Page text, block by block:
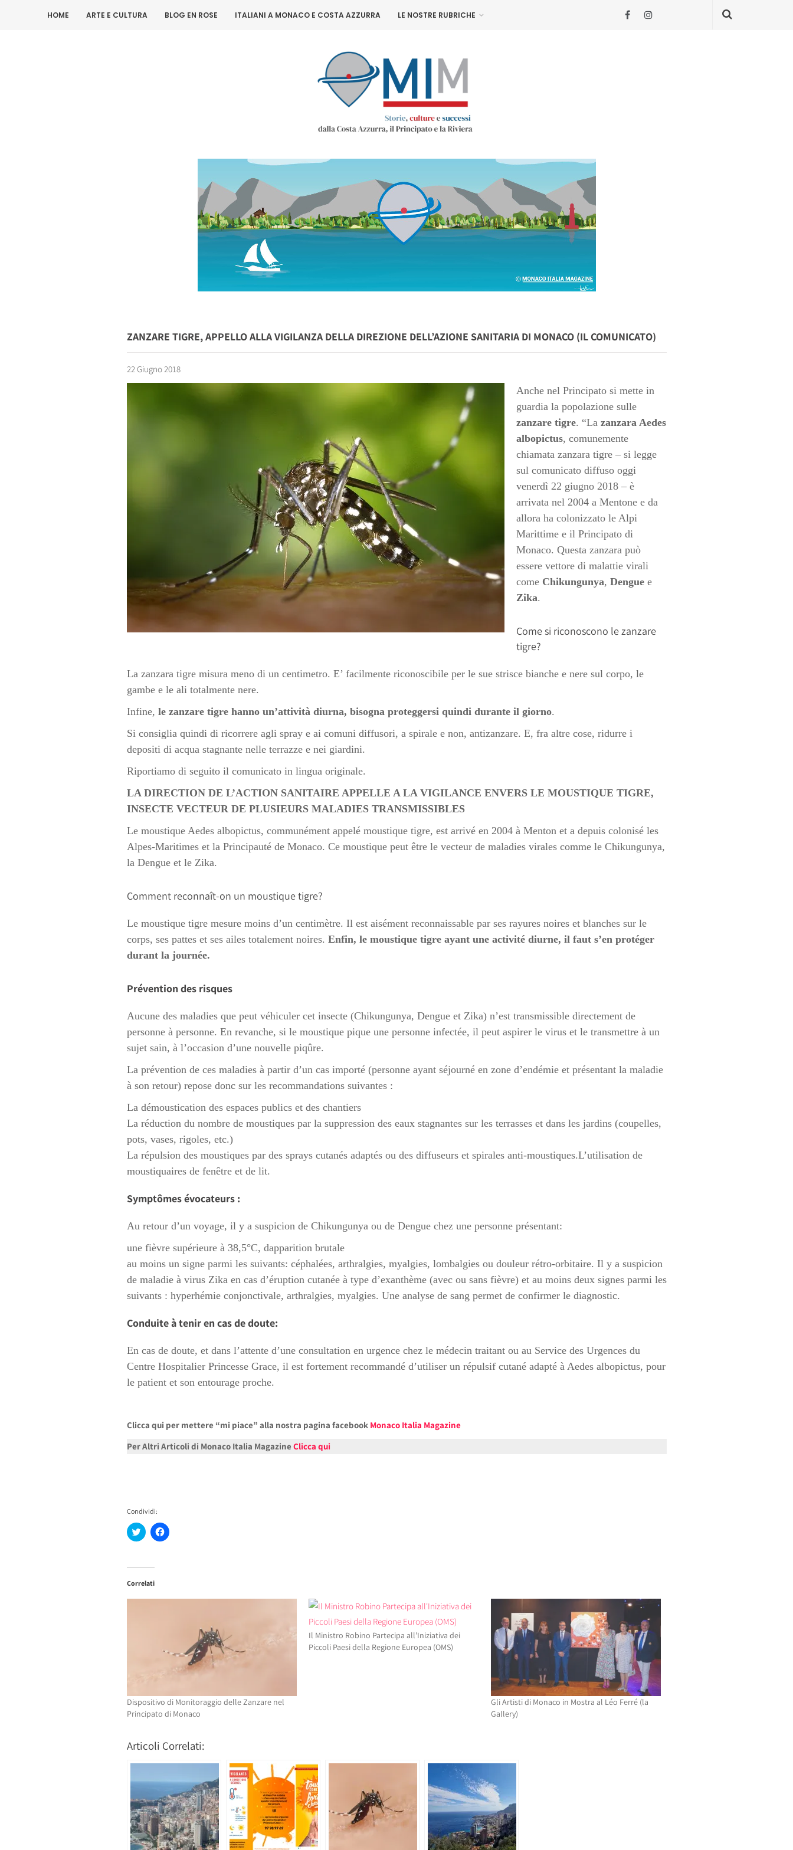
HOME ARTE E CULTURA BLOG EN ROSE ITALIANI A MONACO E COSTA AZZURRA LE NOSTRE RUBRICHE
ZANZARE TIGRE, APPELLO ALLA VIGILANZA DELLA DIREZIONE DELL’AZIONE SANITARIA DI MONACO (IL COMUNICATO)
22 Giugno 2018
Anche nel Principato si mette in
guardia la popolazione sulle
zanzare tigre. “La zanzara Aedes
albopictus, comunemente
chiamata zanzara tigre – si legge
sul comunicato diffuso oggi
venerdì 22 giugno 2018 – è
arrivata nel 2004 a Mentone e da
allora ha colonizzato le Alpi
Marittime e il Principato di
Monaco. Questa zanzara può
essere vettore di malattie virali
comeChikungunya, Denguee
Zika.
Come si riconoscono le zanzare
tigre?
La zanzara tigre misura meno di un centimetro. E’ facilmente riconoscibile per le sue strisce bianche e nere sul corpo, le
gambe e le ali totalmente nere.
Infine, le zanzare tigre hanno un’attività diurna, bisogna proteggersi quindi durante il giorno.
Si consiglia quindi di ricorrere agli spray e ai comuni diffusori, a spirale e non, antizanzare. E, fra altre cose, ridurre i
depositi di acqua stagnante nelle terrazze e nei giardini.
Riportiamo di seguito il comunicato in lingua originale.
LA DIRECTION DE L’ACTION SANITAIRE APPELLE A LA VIGILANCE ENVERS LE MOUSTIQUE TIGRE,
INSECTE VECTEUR DE PLUSIEURS MALADIES TRANSMISSIBLES
Le moustique Aedes albopictus, communément appelé moustique tigre, est arrivé en 2004 à Menton et a depuis colonisé les
Alpes-Maritimes et la Principauté de Monaco. Ce moustique peut être le vecteur de maladies virales comme le Chikungunya,
la Dengue et le Zika.
Comment reconnaît-on un moustique tigre?
Le moustique tigre mesure moins d’un centimètre. Il est aisément reconnaissable par ses rayures noires et blanches sur le
corps, ses pattes et ses ailes totalement noires. Enfin, le moustique tigre ayant une activité diurne, il faut s’en protéger
durant la journée.
Prévention des risques
Aucune des maladies que peut véhiculer cet insecte (Chikungunya, Dengue et Zika) n’est transmissible directement de
personne à personne. En revanche, si le moustique pique une personne infectée, il peut aspirer le virus et le transmettre à un
sujet sain, à l’occasion d’une nouvelle piqûre.
La prévention de ces maladies à partir d’un cas importé (personne ayant séjourné en zone d’endémie et présentant la maladie
à son retour) repose donc sur les recommandations suivantes :
La démoustication des espaces publics et des chantiers
La réduction du nombre de moustiques par la suppression des eaux stagnantes sur les terrasses et dans les jardins (coupelles,
pots, vases, rigoles, etc.)
La répulsion des moustiques par des sprays cutanés adaptés ou des diffuseurs et spirales anti-moustiques.L’utilisation de
moustiquaires de fenêtre et de lit.
Symptômes évocateurs :
Au retour d’un voyage, il y a suspicion de Chikungunya ou de Dengue chez une personne présentant:
une fièvre supérieure à 38,5°C, dapparition brutale
au moins un signe parmi les suivants: céphalées, arthralgies, myalgies, lombalgies ou douleur rétro-orbitaire. Il y a suspicion
de maladie à virus Zika en cas d’éruption cutanée à type d’exanthème (avec ou sans fièvre) et au moins deux signes parmi les
suivants : hyperhémie conjonctivale, arthralgies, myalgies. Une analyse de sang permet de confirmer le diagnostic.
Conduite à tenir en cas de doute:
En cas de doute, et dans l’attente d’une consultation en urgence chez le médecin traitant ou au Service des Urgences du
Centre Hospitalier Princesse Grace, il est fortement recommandé d’utiliser un répulsif cutané adapté à Aedes albopictus, pour
le patient et son entourage proche.
Clicca qui per mettere “mi piace” alla nostra pagina facebook Monaco Italia Magazine
Per Altri Articoli di Monaco Italia Magazine Clicca qui
Condividi:
Fai
clic
su
(Si
in
Fai
clic
una
Correlati
Dispositivo di Monitoraggio delle Zanzare nel
Principato di Monaco
Il Ministro Robino Partecipa all’Iniziativa dei
Piccoli Paesi della Regione Europea (OMS)
Gli Artisti di Monaco in Mostra al Léo Ferré (la
Gallery)
Articoli Correlati: